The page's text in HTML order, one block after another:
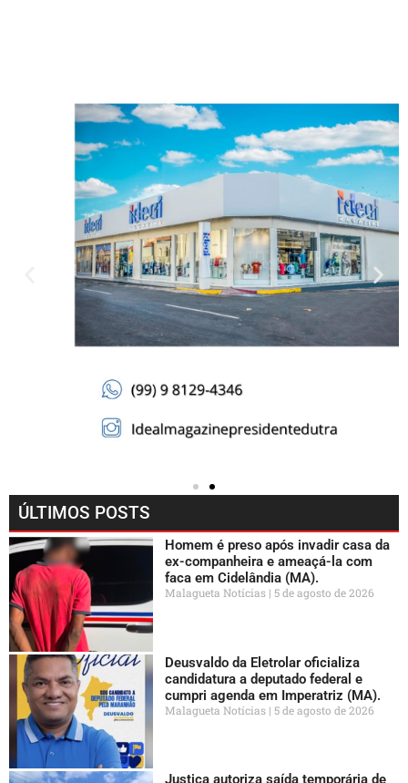
ÚLTIMOS POSTS
Homem é preso após invadir casa da
ex-companheira e ameaçá-la com
faca em Cidelândia (MA).
Malagueta Notícias 5 de agosto de 2026
Deusvaldo da Eletrolar oficializa
candidatura a deputado federal e
cumpri agenda em Imperatriz (MA).
Malagueta Notícias 5 de agosto de 2026
Justiça autoriza saída temporária de